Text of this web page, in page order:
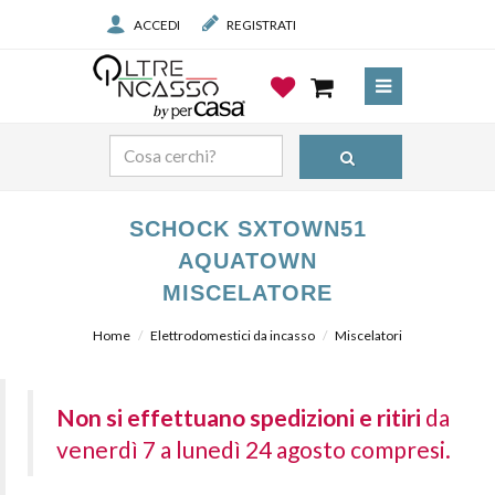
ACCEDI REGISTRATI
SCHOCK SXTOWN51
AQUATOWN
MISCELATORE
Home Elettrodomestici da incasso Miscelatori
Non si effettuano spedizioni e ritiri da
venerdì 7 a lunedì 24 agosto compresi.